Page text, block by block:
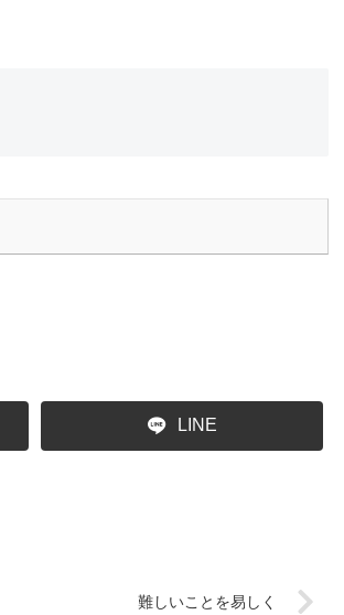
LINE
難しいことを易しく